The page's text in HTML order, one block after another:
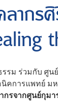
ากรศิ
รม ร่วมกับ ศู
คการแพทย์ ม
กรจากศูนย์กุม